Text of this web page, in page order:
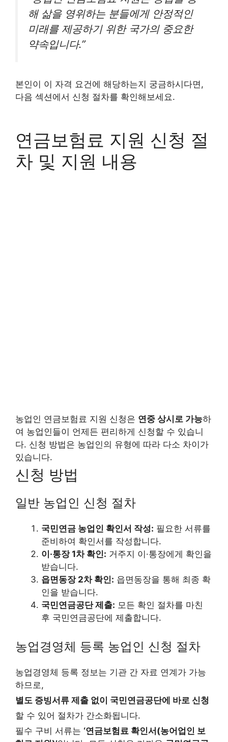
해 삶을 영위하는 분들에게 안정적인
미래를 제공하기 위한 국가의 중요한
약속입니다.”
본인이 이 자격 요건에 해당하는지 궁금하시다면,
다음 섹션에서 신청 절차를 확인해보세요.
연금보험료 지원 신청 절
차 및 지원 내용
농업인 연금보험료 지원 신청은 연중 상시로 가능하
여 농업인들이 언제든 편리하게 신청할 수 있습니
다. 신청 방법은 농업인의 유형에 따라 다소 차이가
있습니다.
신청 방법
일반 농업인 신청 절차
국민연금 농업인 확인서 작성: 필요한 서류를
준비하여 확인서를 작성합니다.
이·통장 1차 확인: 거주지 이·통장에게 확인을
받습니다.
읍면동장 2차 확인: 읍면동장을 통해 최종 확
인을 받습니다.
국민연금공단 제출: 모든 확인 절차를 마친
후 국민연금공단에 제출합니다.
농업경영체 등록 농업인 신청 절차
농업경영체 등록 정보는 기관 간 자료 연계가 가능
하므로,
별도 증빙서류 제출 없이 국민연금공단에 바로 신청
할 수 있어 절차가 간소화됩니다.
필수 구비 서류는 ‘연금보험료 확인서(농어업인 보